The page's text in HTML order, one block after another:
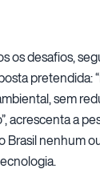
os desafios,
pretendida:
sem
acrescenta a
Brasil nenhum